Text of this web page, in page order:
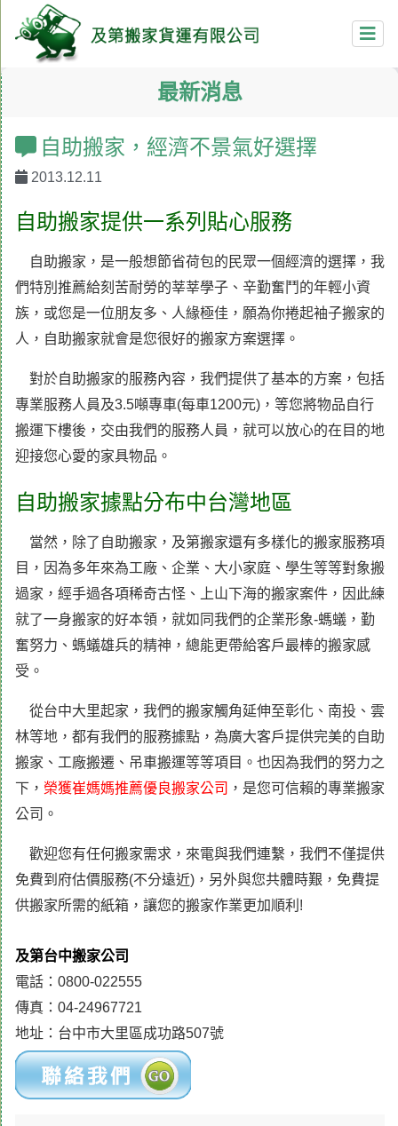
最新消息
自助搬家，經濟不景氣好選擇
2013.12.11
自助搬家提供一系列貼心服務
自助搬家 ，是一般想節省荷包的民眾一個經濟的選擇，我
們特別推薦給刻苦耐勞的莘莘學子、辛勤奮鬥的年輕小資
族，或您是一位朋友多、人緣極佳，願為你捲起袖子搬家的
人，自助搬家就會是您很好的搬家方案選擇。
對於自助搬家的服務內容，我們提供了基本的方案，包括
專業服務人員及3.5噸專車(每車1200元)，等您將物品自行
搬運下樓後，交由我們的服務人員，就可以放心的在目的地
迎接您心愛的家具物品。
自助搬家據點分布中台灣地區
當然，除了 自助搬家 ，及第搬家還有多樣化的搬家服務項
目，因為多年來為工廠、企業、大小家庭、學生等等對象搬
過家，經手過各項稀奇古怪、上山下海的搬家案件，因此練
就了一身搬家的好本領，就如同我們的企業形象-螞蟻，勤
奮努力、螞蟻雄兵的精神，總能更帶給客戶最棒的搬家感
受。
從台中大里起家，我們的搬家觸角延伸至彰化、南投、雲
林等地，都有我們的服務據點，為廣大客戶提供完美的自助
搬家、工廠搬遷、吊車搬運等等項目。也因為我們的努力之
下， 榮獲崔媽媽推薦優良搬家公司 ，是您可信賴的專業搬家
公司。
歡迎您有任何搬家需求，來電與我們連繫，我們不僅提供
免費到府估價服務(不分遠近)，另外與您共體時艱，免費提
供搬家所需的紙箱，讓您的搬家作業更加順利!
及第台中搬家公司
電話：0800-022555
傳真：04-24967721
地址：台中市大里區成功路507號